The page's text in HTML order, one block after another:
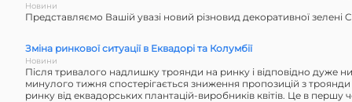
Новини
Представляємо Вашій увазі новий різновид декоративної зелені
Зміна ринкової ситуації в Еквадорі та Колумбії
Новини
Після тривалого надлишку троянди на ринку і відповідно дуже
минулого тижня спостерігається зниження пропозицій з
ринку від еквадорських плантацій-виробників квітів. Це в першу